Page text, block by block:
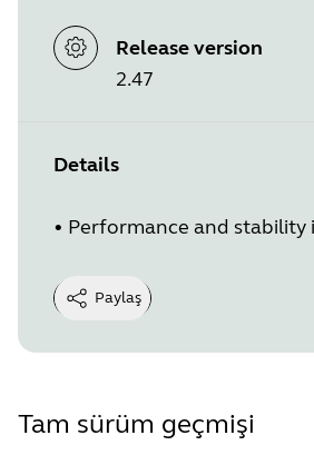
Release version
2.47
Details
• Performance and stability
Paylaş
Tam sürüm geçmişi